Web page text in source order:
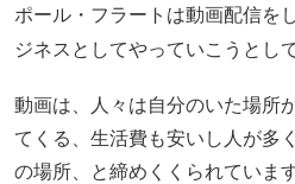
ポール・フラートは動画配信を
ジネスとしてやっていこうとし
動画は、人々は自分のいた場所
てくる、生活費も安いし人が多
の場所、と締めくくられていま